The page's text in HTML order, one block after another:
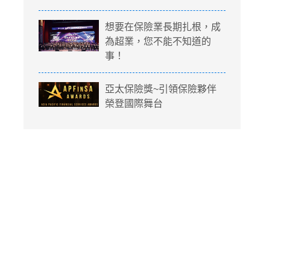
想要在保險業長期扎根，成
為超業，您不能不知道的
事！
亞太保險獎~引領保險夥伴
榮登國際舞台